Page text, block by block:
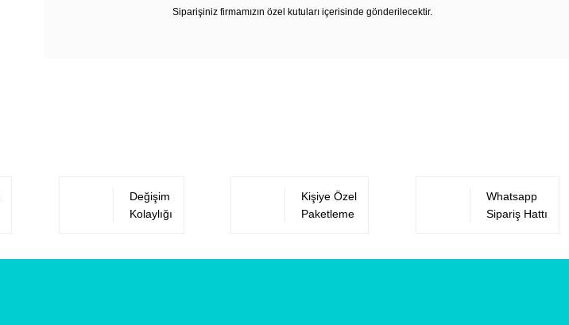
Siparişiniz firmamızın özel kutuları içerisinde gönderilecektir.
Değişim
Kolaylığı
Kişiye Özel
Paketleme
Whatsapp
Sipariş Hattı